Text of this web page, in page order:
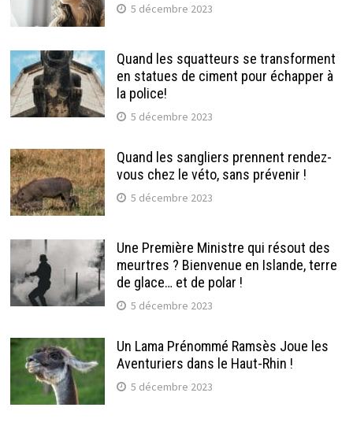
5 décembre 2023
Quand les squatteurs se transforment
en statues de ciment pour échapper à
la police!
5 décembre 2023
Quand les sangliers prennent rendez-
vous chez le véto, sans prévenir !
5 décembre 2023
Une Première Ministre qui résout des
meurtres ? Bienvenue en Islande, terre
de glace… et de polar !
5 décembre 2023
Un Lama Prénommé Ramsès Joue les
Aventuriers dans le Haut-Rhin !
5 décembre 2023